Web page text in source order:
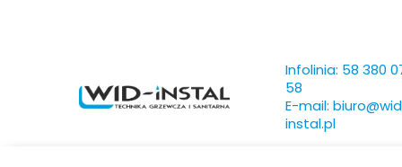
Infolinia: 58 380
58
E-mail:
instal.pl